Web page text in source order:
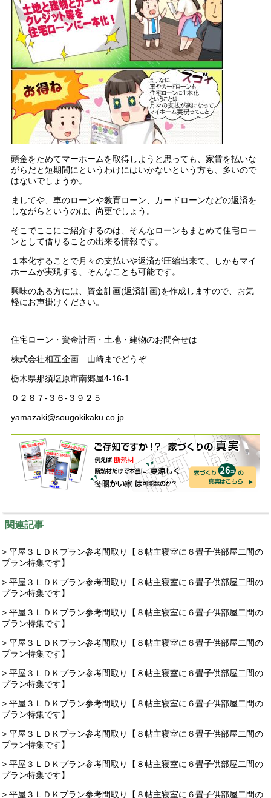
頭金をためてマーホームを取得しようと思っても、家賃を払いな
がらだと短期間にというわけにはいかないという方も、多いので
はないでしょうか。
ましてや、車のローンや教育ローン、カードローンなどの返済を
しながらというのは、尚更でしょう。
そこでここにご紹介するのは、そんなローンもまとめて住宅ロー
ンとして借りることの出来る情報です。
１本化することで月々の支払いや返済が圧縮出来て、しかもマイ
ホームが実現する、そんなことも可能です。
興味のある方には、資金計画(返済計画)を作成しますので、お気
軽にお声掛けください。
住宅ローン・資金計画・土地・建物のお問合せは
株式会社相互企画 山崎までどうぞ
栃木県那須塩原市南郷屋4-16-1
０２８７-３６-３９２５
yamazaki@sougokikaku.co.jp
関連記事
> 平屋３ＬＤＫプラン参考間取り【８帖主寝室に６畳子供部屋二間の
プラン特集です】
> 平屋３ＬＤＫプラン参考間取り【８帖主寝室に６畳子供部屋二間の
プラン特集です】
> 平屋３ＬＤＫプラン参考間取り【８帖主寝室に６畳子供部屋二間の
プラン特集です】
> 平屋３ＬＤＫプラン参考間取り【８帖主寝室に６畳子供部屋二間の
プラン特集です】
> 平屋３ＬＤＫプラン参考間取り【８帖主寝室に６畳子供部屋二間の
プラン特集です】
> 平屋３ＬＤＫプラン参考間取り【８帖主寝室に６畳子供部屋二間の
プラン特集です】
> 平屋３ＬＤＫプラン参考間取り【８帖主寝室に６畳子供部屋二間の
プラン特集です】
> 平屋３ＬＤＫプラン参考間取り【８帖主寝室に６畳子供部屋二間の
プラン特集です】
> 平屋３ＬＤＫプラン参考間取り【８帖主寝室に６畳子供部屋二間の